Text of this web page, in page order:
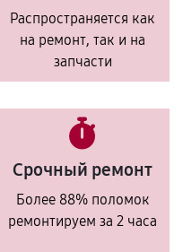
Распространяется как
на ремонт, так и на
запчасти
Срочный ремонт
Более 88% поломок
ремонтируем за 2 часа